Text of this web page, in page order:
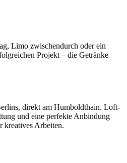
Limo zwischendurch oder ein
Projekt – die Getränke
direkt am Humboldthain. Loft-
und eine perfekte Anbindung
kreatives Arbeiten.